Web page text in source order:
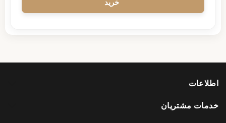
اطلاعات
خدمات مشتریان